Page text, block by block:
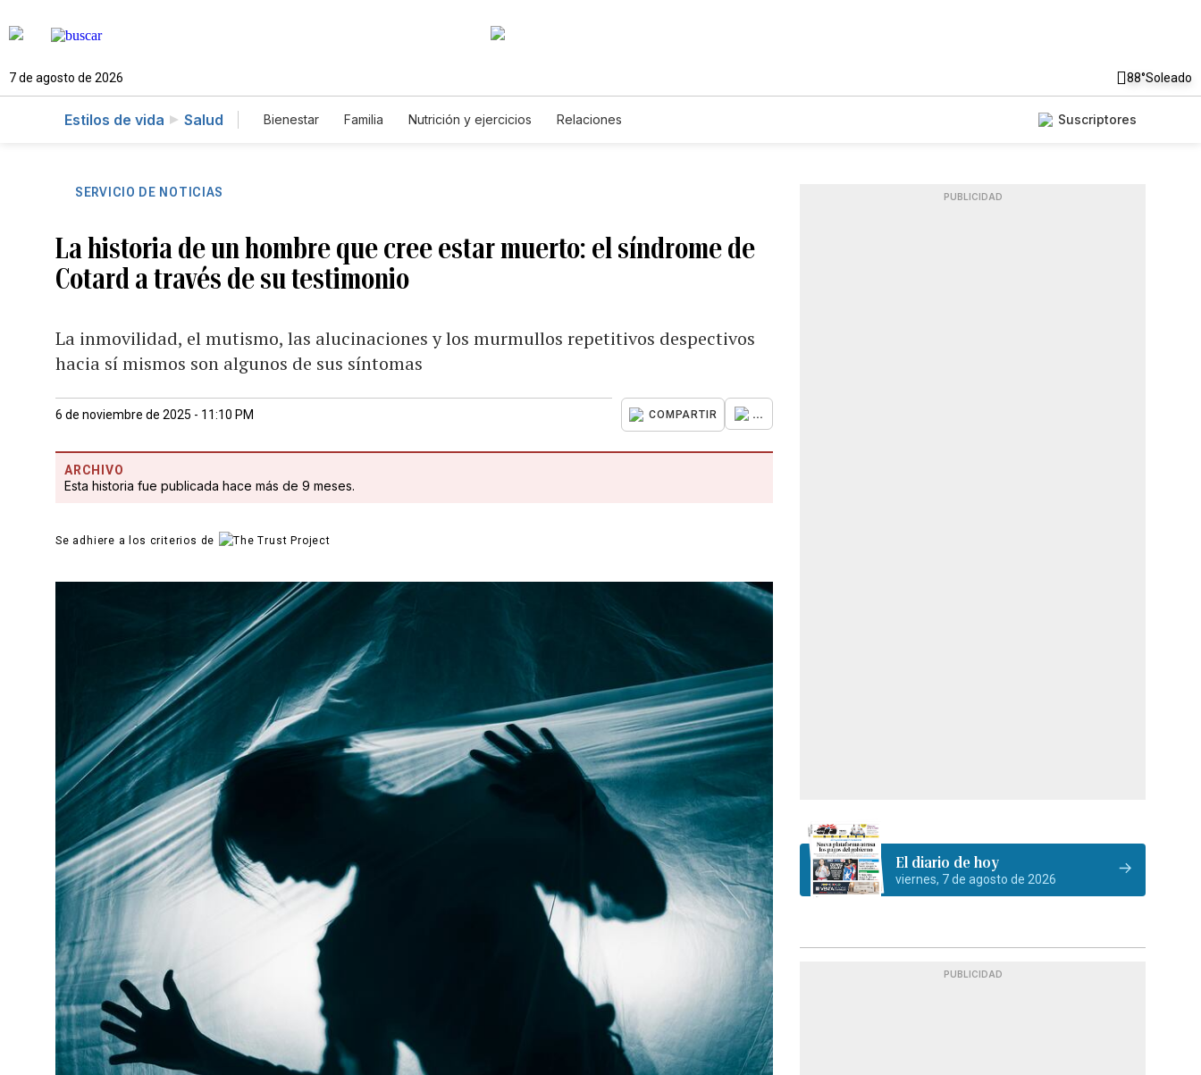
7 de agosto de 2026 88°Soleado
Estilos de vida Salud Bienestar Familia Nutrición y ejercicios Relaciones Suscriptores
SERVICIO DE NOTICIAS
La historia de un hombre que cree estar muerto: el síndrome de
Cotard a través de su testimonio
La inmovilidad, el mutismo, las alucinaciones y los murmullos repetitivos despectivos
hacia sí mismos son algunos de sus síntomas
6 de noviembre de 2025 - 11:10 PM COMPARTIR ...
ARCHIVO
Esta historia fue publicada hace más de 9 meses.
Se adhiere a los criterios de
PUBLICIDAD
El diario de hoy
viernes, 7 de agosto de 2026
PUBLICIDAD